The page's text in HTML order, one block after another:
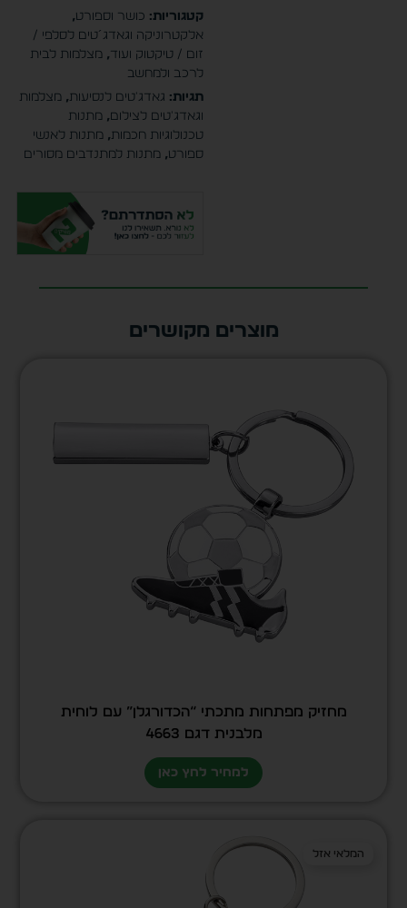
קטגוריות: כושר וספורט,
אלקטרוניקה וגאדג´טים לסלפי /
זום / טיקטוק ועוד, מצלמות לבית
לרכב ולמחשב
תגיות: גאדג'טים לנסיעות, מצלמות
וגאדג'טים לצילום, מתנות
טכנולוגיות חכמות, מתנות לאנשי
ספורט, מתנות למתנדבים מסורים
מוצרים מקושרים
מחזיק מפתחות מתכתי “הכדורגלן” עם לוחית
מלבנית דגם 4663
למחיר לחץ כאן
המלאי אזל